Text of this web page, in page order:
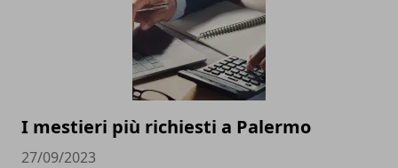
I mestieri più richiesti a Palermo
27/09/2023